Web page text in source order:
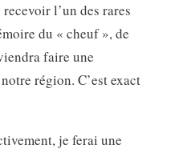
l’un des rares
du « cheuf », de
faire une
région. C’est exact
je ferai une